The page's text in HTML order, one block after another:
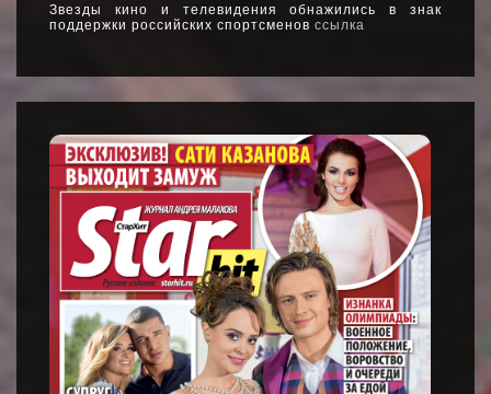
Звезды кино и телевидения обнажились в знак
поддержки российских спортсменов ссылка